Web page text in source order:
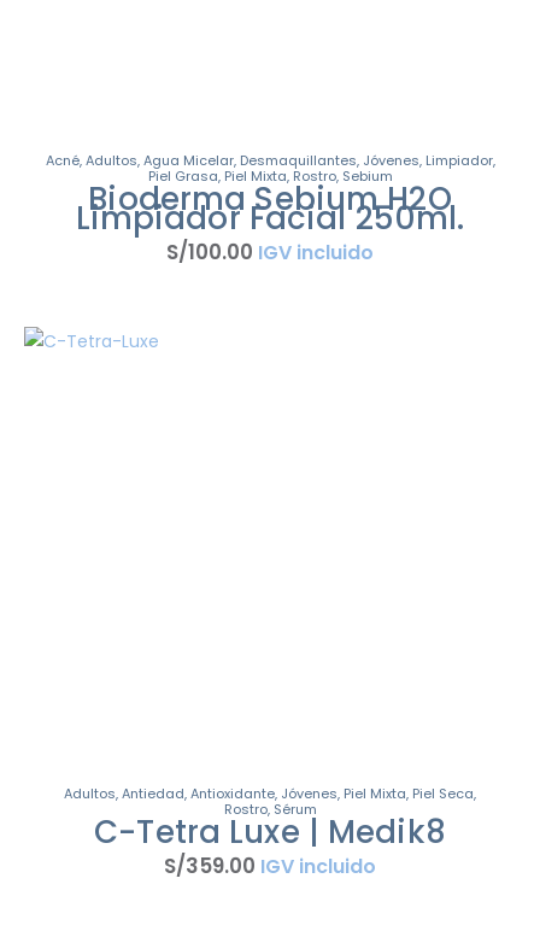
Acné,Adultos,Agua Micelar, Desmaquillantes, Jóvenes, Limpiador,
Piel Grasa, Piel Mixta, Rostro, Sebium
Bioderma Sebium H2O
Limpiador Facial 250ml.
S/100.00 IGV incluido
Adultos,Antiedad,Antioxidante, Jóvenes, Piel Mixta, Piel Seca,
Rostro, Sérum
C-Tetra Luxe | Medik8
S/359.00 IGV incluido